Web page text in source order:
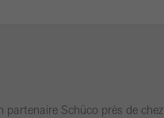
partenaire Schüco près de chez